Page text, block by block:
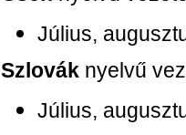
Július,
Szlováknyelvű
Július,